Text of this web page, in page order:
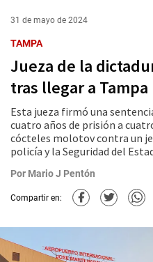
31 de mayo de 2024
TAMPA
Jueza de la
tras llegar a Tampa
Esta jueza firmó una
cuatro años de prisión a
cócteles molotov contra un
policía y la Seguridad del
Por Mario J Pentón
Compartir en: